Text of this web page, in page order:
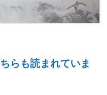
らも読まれていま